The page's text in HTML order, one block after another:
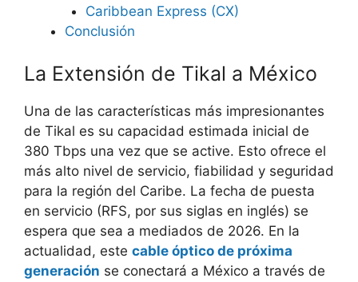
Caribbean Express (CX)
Conclusión
La Extensión de Tikal a México
Una de las características más impresionantes
de Tikal es su capacidad estimada inicial de
380 Tbps una vez que se active. Esto ofrece el
más alto nivel de servicio, fiabilidad y seguridad
para la región del Caribe. La fecha de puesta
en servicio (RFS, por sus siglas en inglés) se
espera que sea a mediados de 2026. En la
actualidad, este cable óptico de próxima
generación se conectará a México a través de